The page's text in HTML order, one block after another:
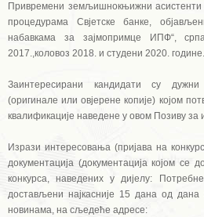
Привремени земљишнокњижни асистенти
процедурама Свјетске банке,
набавкама за зајмопримце ИПФ“,
2017.,коловоз 2018. и студени 2020. године.
Заинтересирани кандидати су
(оригинале или овјерене копије) којом
квалификације наведене у овом Позиву
Изрази интересовања (пријава на
документација (документација којом се
конкурса, наведених у дијелу:
достављени најкасније 15 дана од дана
новинама, на сљедеће адресе: